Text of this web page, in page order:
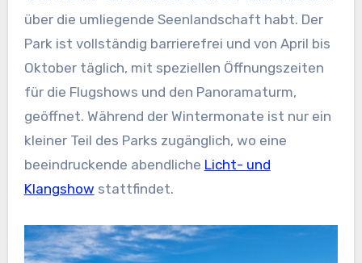
über die umliegende Seenlandschaft habt. Der
Park ist vollständig barrierefrei und von April bis
Oktober täglich, mit speziellen Öffnungszeiten
für die Flugshows und den Panoramaturm,
geöffnet. Während der Wintermonate ist nur ein
kleiner Teil des Parks zugänglich, wo eine
beeindruckende abendliche Licht- und
Klangshow stattfindet.